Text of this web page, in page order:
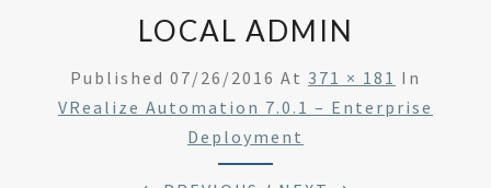
LOCAL ADMIN
Published 07/26/2016 At 371 × 181 In
VRealize Automation 7.0.1 – Enterprise
Deployment